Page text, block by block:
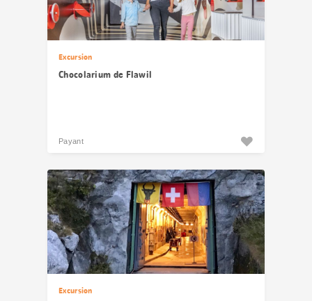
Excursion
Chocolarium de Flawil
Payant
Excursion